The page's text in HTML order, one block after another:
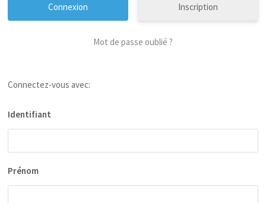
Inscription
Mot de passe oublié ?
Connectez-vous avec:
Identifiant
Prénom